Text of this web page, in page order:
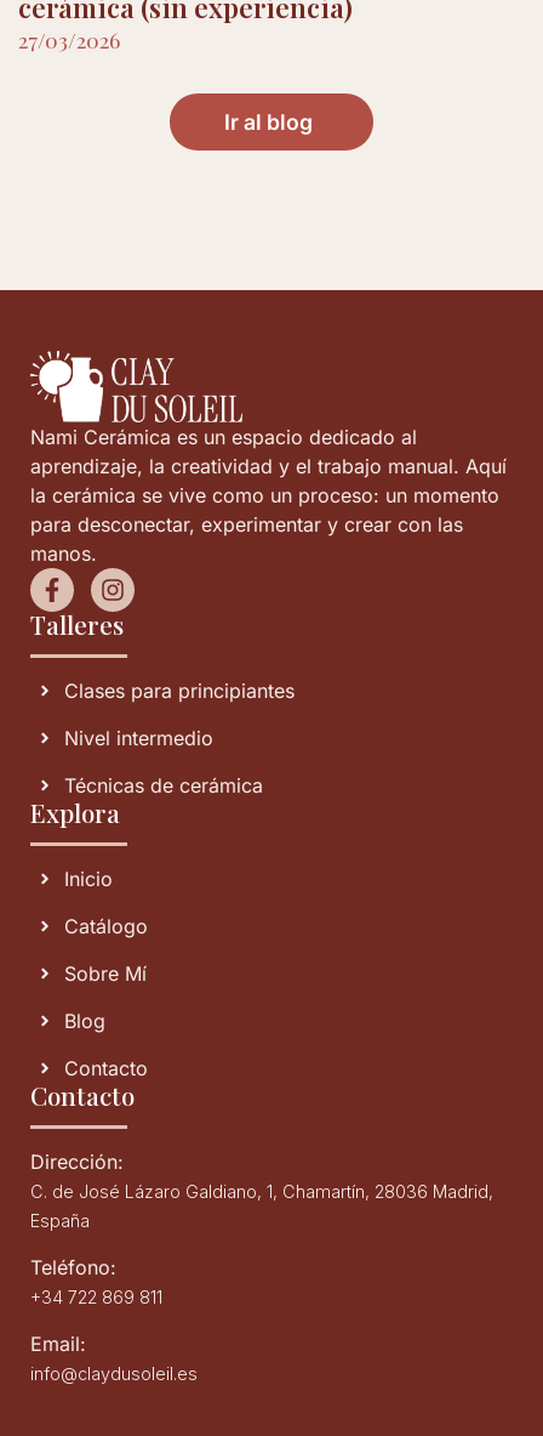
27/03/2026
Ir al blog
Nami Cerámica es un espacio dedicado al
aprendizaje, la creatividad y el trabajo manual. Aquí
la cerámica se vive como un proceso: un momento
para desconectar, experimentar y crear con las
manos.
Talleres
Clases para principiantes
Nivel intermedio
Técnicas de cerámica
Explora
Inicio
Catálogo
Sobre Mí
Blog
Contacto
Contacto
Dirección:
C. de José Lázaro Galdiano, 1, Chamartín, 28036 Madrid,
España
Teléfono:
+34 722 869 811
Email:
info@claydusoleil.es